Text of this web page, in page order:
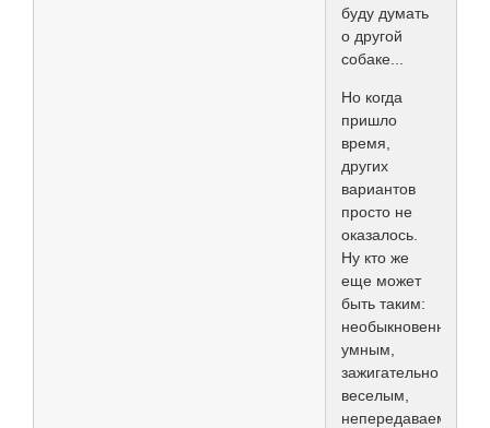
буду думать
о другой
собаке...
Но когда
пришло
время,
других
вариантов
просто не
оказалось.
Ну кто же
еще может
быть таким:
необыкновенно
умным,
зажигательно
веселым,
непередаваемо